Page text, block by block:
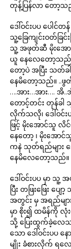
တုန့်ပြန်လာ တော့သ
ဒေါ်ဝင်းပပ ပေါင်
သူ့ခြေကျင်းဝတ်ခြ
သူ့ အဖုတ်ဆီ မိုးအော
ယူ နေလေတော့သည်
တော့ပဲ အပြီး သတ်
နေမိတော့သည်။ ..ဖွ
….အား…အား…. အိ
တောင့်တင်း တုန်ခါ
လိုက်သလို၊ ဒေါ်ဝင်
ဖြင့် မိုးအောင်သူ လိ
နေတော့ ၊ မိုးအော
ကနဲ သုတ်ရည်များ ဒ
နေမိလေတော့သည်။
ဒေါ်ဝင်းပပ မှာ
ပြီး တဖြးဖြေး ပ
အတွင်း မှ အရည်မျ
မှာ စိုး၍ ထမိန်ကို လုံ
သို့ ပြေးထွက်ခဲ့လေသည်
သော ဒေါ်ဝင်းပပ
မျိုး ခံစားလိုက် ရ